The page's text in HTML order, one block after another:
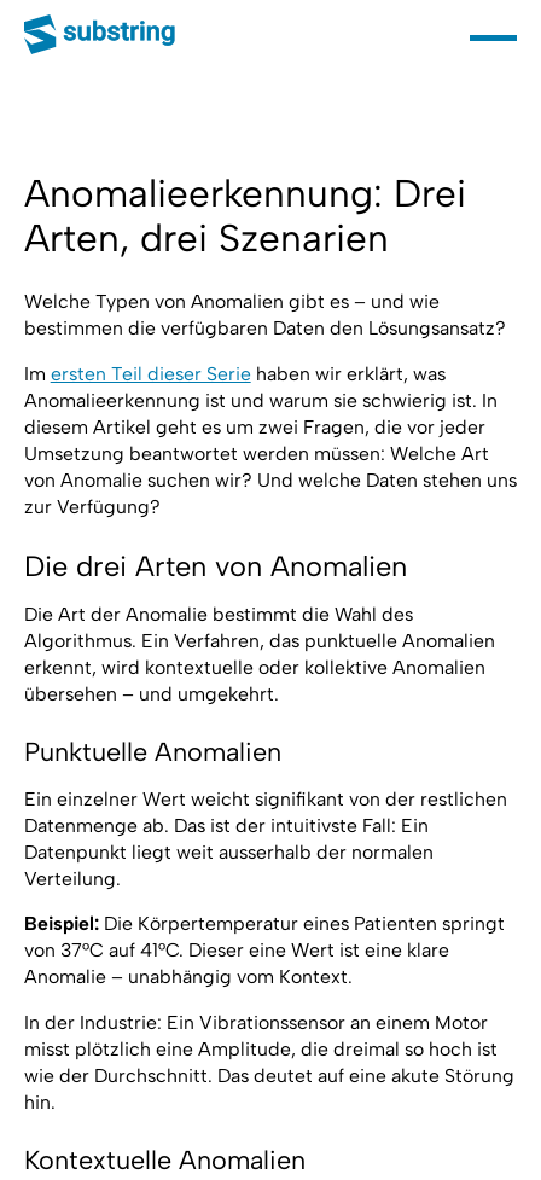
Anomalieerkennung: Drei
Arten, drei Szenarien
Welche Typen von Anomalien gibt es – und wie
bestimmen die verfügbaren Daten den Lösungsansatz?
Im ersten Teil dieser Seriehaben wir erklärt, was
Anomalieerkennung ist und warum sie schwierig ist. In
diesem Artikel geht es um zwei Fragen, die vor jeder
Umsetzung beantwortet werden müssen: Welche Art
von Anomalie suchen wir? Und welche Daten stehen uns
zur Verfügung?
Die drei Arten von Anomalien
Die Art der Anomalie bestimmt die Wahl des
Algorithmus. Ein Verfahren, das punktuelle Anomalien
erkennt, wird kontextuelle oder kollektive Anomalien
übersehen – und umgekehrt.
Punktuelle Anomalien
Ein einzelner Wert weicht signifikant von der restlichen
Datenmenge ab. Das ist der intuitivste Fall: Ein
Datenpunkt liegt weit ausserhalb der normalen
Verteilung.
Beispiel:Die Körpertemperatur eines Patienten springt
von 37°C auf 41°C. Dieser eine Wert ist eine klare
Anomalie – unabhängig vom Kontext.
In der Industrie: Ein Vibrationssensor an einem Motor
misst plötzlich eine Amplitude, die dreimal so hoch ist
wie der Durchschnitt. Das deutet auf eine akute Störung
hin.
Kontextuelle Anomalien